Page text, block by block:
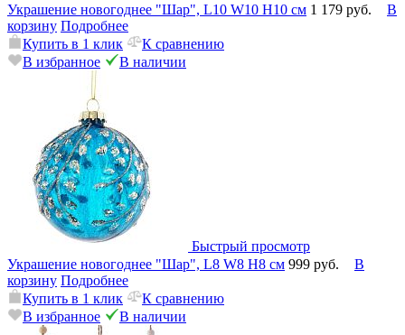
Украшение новогоднее "Шар", L10 W10 H10 см 1 179 руб.
В
корзину Подробнее
Купить в 1 клик
К сравнению
В избранное
В наличии
Быстрый просмотр
Украшение новогоднее "Шар", L8 W8 H8 см 999 руб.
В
корзину Подробнее
Купить в 1 клик
К сравнению
В избранное
В наличии